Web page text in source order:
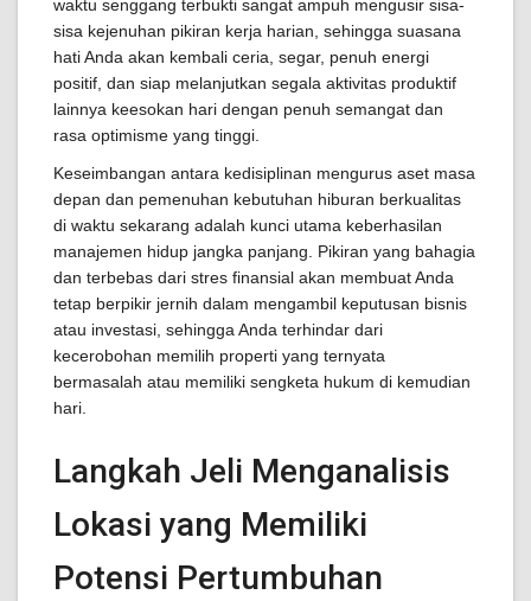
waktu senggang terbukti sangat ampuh mengusir sisa-
sisa kejenuhan pikiran kerja harian, sehingga suasana
hati Anda akan kembali ceria, segar, penuh energi
positif, dan siap melanjutkan segala aktivitas produktif
lainnya keesokan hari dengan penuh semangat dan
rasa optimisme yang tinggi.
Keseimbangan antara kedisiplinan mengurus aset masa
depan dan pemenuhan kebutuhan hiburan berkualitas
di waktu sekarang adalah kunci utama keberhasilan
manajemen hidup jangka panjang. Pikiran yang bahagia
dan terbebas dari stres finansial akan membuat Anda
tetap berpikir jernih dalam mengambil keputusan bisnis
atau investasi, sehingga Anda terhindar dari
kecerobohan memilih properti yang ternyata
bermasalah atau memiliki sengketa hukum di kemudian
hari.
Langkah Jeli Menganalisis
Lokasi yang Memiliki
Potensi Pertumbuhan